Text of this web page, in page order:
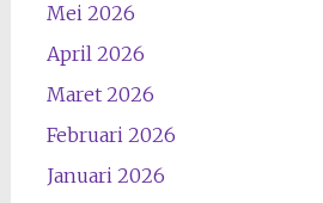
Mei 2026
April 2026
Maret 2026
Februari 2026
Januari 2026